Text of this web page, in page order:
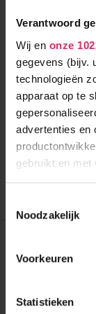
Verantwoord
Wij en onze
gegevens (bijv.
technologieën
apparaat op te
advertenties en
gebruikt en met
Uw
scannen
verwerkt en stel
Noodzakelijk
Voorkeuren
Statistieken
Ruim chalet
van Les
vanaf
710